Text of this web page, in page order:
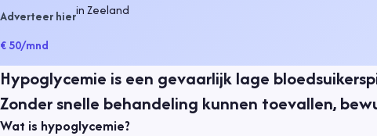
Adverteer hierinZeeland
€ 50/mnd
Hypoglycemie is een gevaarlijk lage
Zonder snelle behandeling kunnen toevallen,
Wat is hypoglycemie?